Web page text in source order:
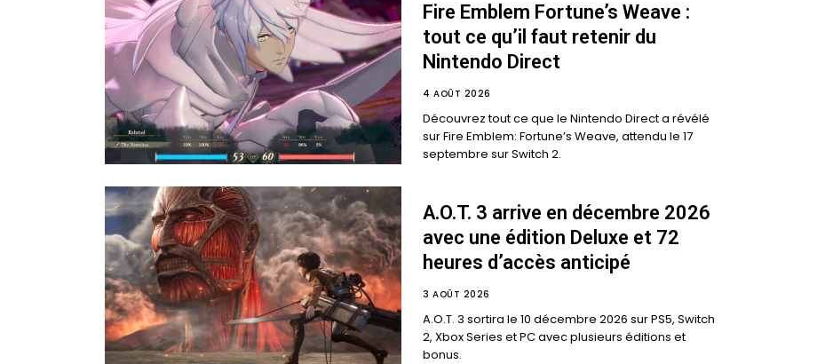
Fire Emblem Fortune’s Weave :
tout ce qu’il faut retenir du
Nintendo Direct
4 AOÛT 2026
Découvrez tout ce que le Nintendo Direct a révélé
sur Fire Emblem: Fortune’s Weave, attendu le 17
septembre sur Switch 2.
A.O.T. 3 arrive en décembre 2026
avec une édition Deluxe et 72
heures d’accès anticipé
3 AOÛT 2026
A.O.T. 3 sortira le 10 décembre 2026 sur PS5, Switch
2, Xbox Series et PC avec plusieurs éditions et
bonus.